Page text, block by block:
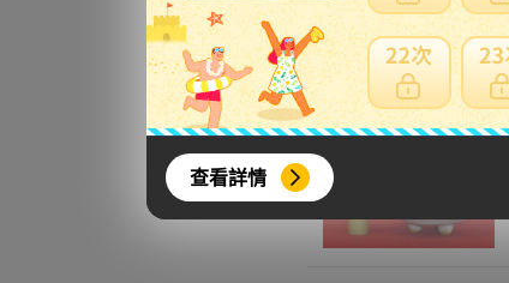
查看詳情